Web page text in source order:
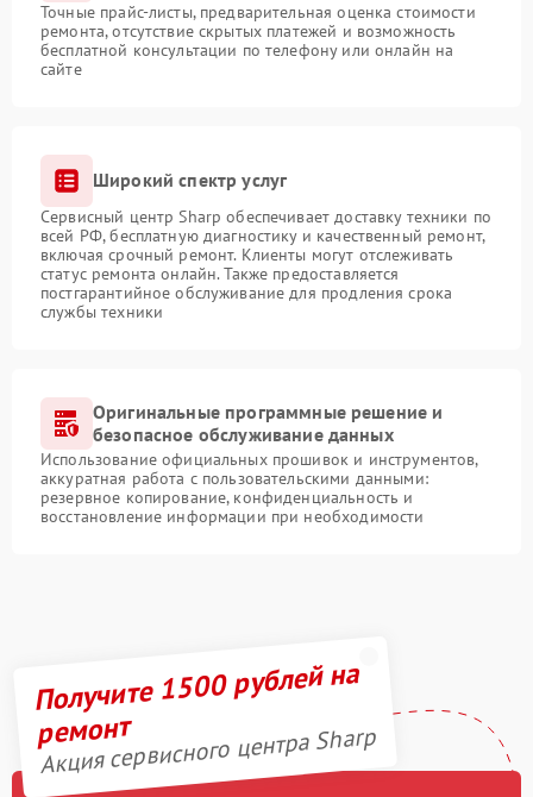
Точные прайс-листы, предварительная оценка стоимости
ремонта, отсутствие скрытых платежей и возможность
бесплатной консультации по телефону или онлайн на
сайте
Широкий спектр услуг
Сервисный центр Sharp обеспечивает доставку техники по
всей РФ, бесплатную диагностику и качественный ремонт,
включая срочный ремонт. Клиенты могут отслеживать
статус ремонта онлайн. Также предоставляется
постгарантийное обслуживание для продления срока
службы техники
Оригинальные программные решение и
безопасное обслуживание данных
Использование официальных прошивок и инструментов,
аккуратная работа с пользовательскими данными:
резервное копирование, конфиденциальность и
восстановление информации при необходимости
Получите 1500 рублей на
ремонт
Акция сервисного центра Sharp